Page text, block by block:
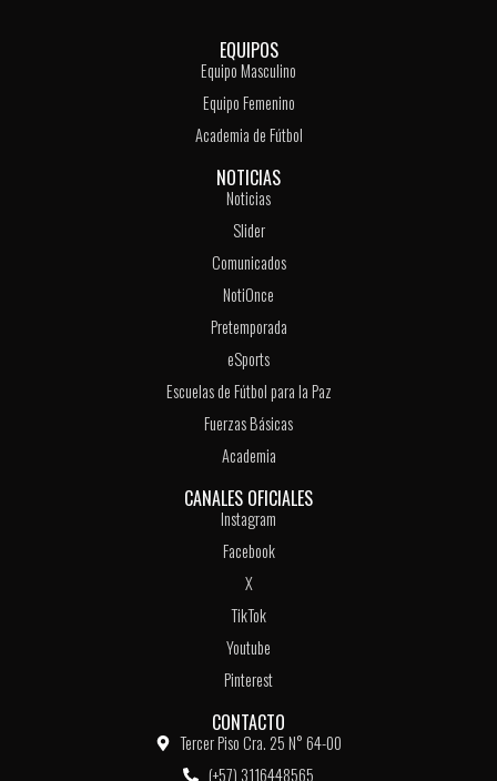
EQUIPOS
Equipo Masculino
Equipo Femenino
Academia de Fútbol
NOTICIAS
Noticias
Slider
Comunicados
NotiOnce
Pretemporada
eSports
Escuelas de Fútbol para la Paz
Fuerzas Básicas
Academia
CANALES OFICIALES
Instagram
Facebook
X
TikTok
Youtube
Pinterest
CONTACTO
Tercer Piso Cra. 25 N° 64-00
(+57) 3116448565